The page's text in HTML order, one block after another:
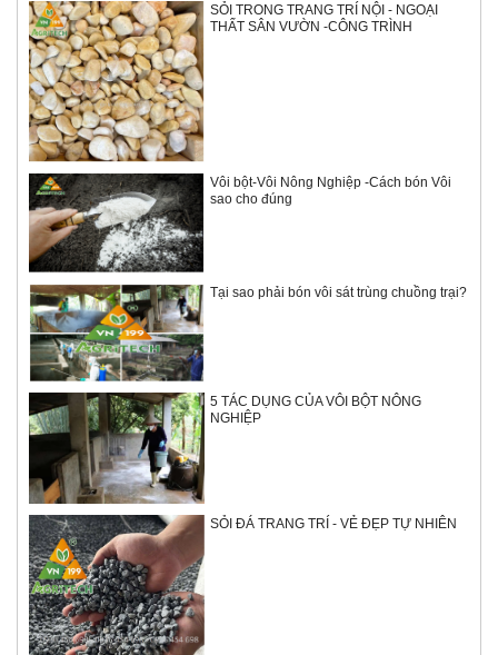
SỎI TRONG TRANG TRÍ NỘI - NGOẠI
THẤT SÂN VƯỜN -CÔNG TRÌNH
Vôi bột-Vôi Nông Nghiệp -Cách bón Vôi
sao cho đúng
Tại sao phải bón vôi sát trùng chuồng trại?
5 TÁC DỤNG CỦA VÔI BỘT NÔNG
NGHIỆP
SỎI ĐÁ TRANG TRÍ - VẺ ĐẸP TỰ NHIÊN